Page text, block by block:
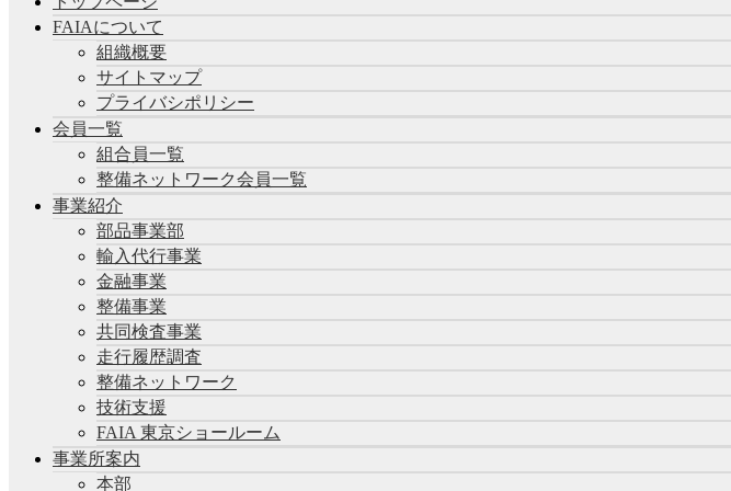
FAIAについて
組織概要
サイトマップ
プライバシポリシー
会員一覧
組合員一覧
整備ネットワーク会員一覧
事業紹介
部品事業部
輸入代行事業
金融事業
整備事業
共同検査事業
走行履歴調査
整備ネットワーク
技術支援
FAIA 東京ショールーム
事業所案内
本部